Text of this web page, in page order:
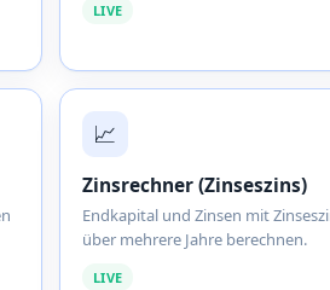
LIVE
📈
Zinsrechner (Zinseszins)
Endkapital und Zinsen mit
über mehrere Jahre berechnen.
LIVE